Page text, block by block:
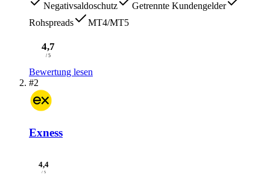
Negativsaldoschutz
Getrennte Kundengelder
Rohspreads
MT4/MT5
4,7
/ 5
Bewertung lesen
#2
Exness
4,4
/ 5